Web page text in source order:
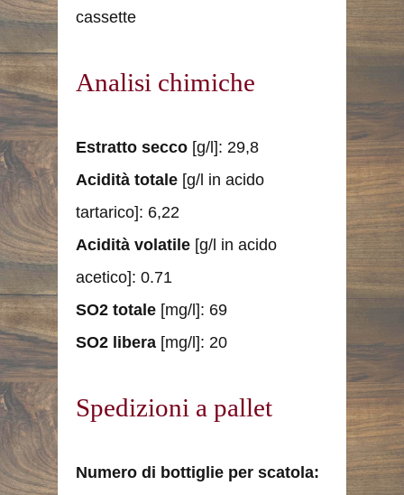
cassette
Analisi chimiche
Estratto secco [g/l]: 29,8
Acidità totale [g/l in acido
tartarico]: 6,22
Acidità volatile [g/l in acido
acetico]: 0.71
SO2 totale [mg/l]: 69
SO2 libera [mg/l]: 20
Spedizioni a pallet
Numero di bottiglie per scatola: